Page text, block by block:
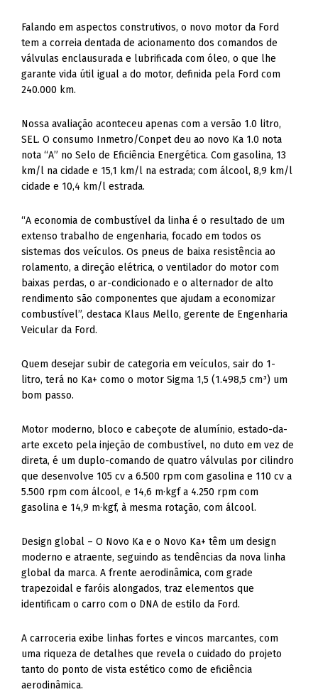
Falando em aspectos construtivos, o novo motor da Ford
tem a correia dentada de acionamento dos comandos de
válvulas enclausurada e lubrificada com óleo, o que lhe
garante vida útil igual a do motor, definida pela Ford com
240.000 km.
Nossa avaliação aconteceu apenas com a versão 1.0 litro,
SEL. O consumo Inmetro/Conpet deu ao novo Ka 1.0 nota
nota “A” no Selo de Eficiência Energética. Com gasolina, 13
km/l na cidade e 15,1 km/l na estrada; com álcool, 8,9 km/l
cidade e 10,4 km/l estrada.
“A economia de combustível da linha é o resultado de um
extenso trabalho de engenharia, focado em todos os
sistemas dos veículos. Os pneus de baixa resistência ao
rolamento, a direção elétrica, o ventilador do motor com
baixas perdas, o ar-condicionado e o alternador de alto
rendimento são componentes que ajudam a economizar
combustível”, destaca Klaus Mello, gerente de Engenharia
Veicular da Ford.
Quem desejar subir de categoria em veículos, sair do 1-
litro, terá no Ka+ como o motor Sigma 1,5 (1.498,5 cm³) um
bom passo.
Motor moderno, bloco e cabeçote de alumínio, estado-da-
arte exceto pela injeção de combustível, no duto em vez de
direta, é um duplo-comando de quatro válvulas por cilindro
que desenvolve 105 cv a 6.500 rpm com gasolina e 110 cv a
5.500 rpm com álcool, e 14,6 m·kgf a 4.250 rpm com
gasolina e 14,9 m·kgf, à mesma rotação, com álcool.
Design global – O Novo Ka e o Novo Ka+ têm um design
moderno e atraente, seguindo as tendências da nova linha
global da marca. A frente aerodinâmica, com grade
trapezoidal e faróis alongados, traz elementos que
identificam o carro com o DNA de estilo da Ford.
A carroceria exibe linhas fortes e vincos marcantes, com
uma riqueza de detalhes que revela o cuidado do projeto
tanto do ponto de vista estético como de eficiência
aerodinâmica.